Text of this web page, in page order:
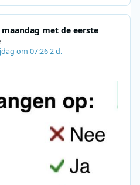
maandag met de eerste
om 07:262 d.